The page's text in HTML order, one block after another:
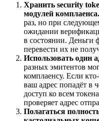
Хранить security
модулей комплаенса.
раз, но при
ожидании
в состоянии. Деньги
перевести их не
Использовать один
разных эмитентов
комплаенсу. Если
ваш адрес попадёт в
доступ ко всем
проверяет адрес
Полагаться